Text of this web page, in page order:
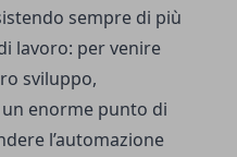
sempre di più
lavoro: per venire
sviluppo,
enorme punto di
l’automazione